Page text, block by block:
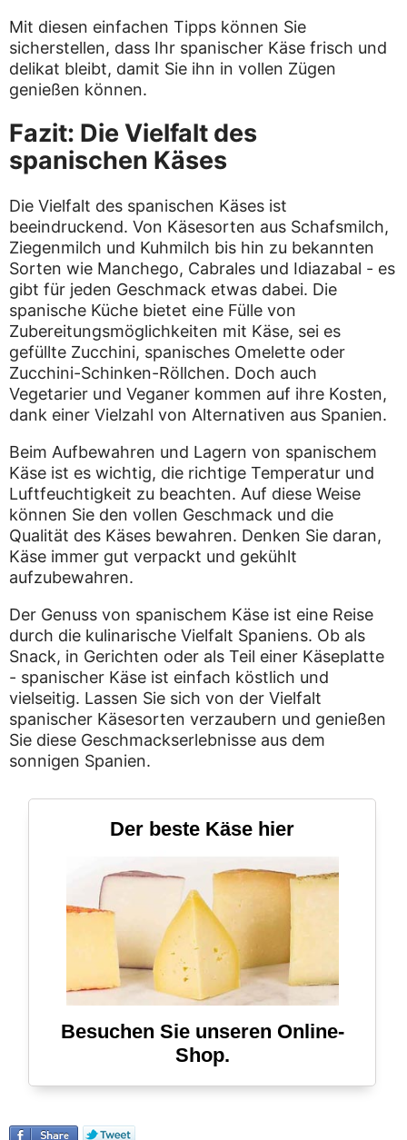
Mit diesen einfachen Tipps können Sie
sicherstellen, dass Ihr spanischer Käse frisch und
delikat bleibt, damit Sie ihn in vollen Zügen
genießen können.
Fazit: Die Vielfalt des
spanischen Käses
Die Vielfalt des spanischen Käses ist
beeindruckend. Von Käsesorten aus Schafsmilch,
Ziegenmilch und Kuhmilch bis hin zu bekannten
Sorten wie Manchego, Cabrales und Idiazabal - es
gibt für jeden Geschmack etwas dabei. Die
spanische Küche bietet eine Fülle von
Zubereitungsmöglichkeiten mit Käse, sei es
gefüllte Zucchini, spanisches Omelette oder
Zucchini-Schinken-Röllchen. Doch auch
Vegetarier und Veganer kommen auf ihre Kosten,
dank einer Vielzahl von Alternativen aus Spanien.
Beim Aufbewahren und Lagern von spanischem
Käse ist es wichtig, die richtige Temperatur und
Luftfeuchtigkeit zu beachten. Auf diese Weise
können Sie den vollen Geschmack und die
Qualität des Käses bewahren. Denken Sie daran,
Käse immer gut verpackt und gekühlt
aufzubewahren.
Der Genuss von spanischem Käse ist eine Reise
durch die kulinarische Vielfalt Spaniens. Ob als
Snack, in Gerichten oder als Teil einer Käseplatte
- spanischer Käse ist einfach köstlich und
vielseitig. Lassen Sie sich von der Vielfalt
spanischer Käsesorten verzaubern und genießen
Sie diese Geschmackserlebnisse aus dem
sonnigen Spanien.
Der beste Käse hier
Besuchen Sie unseren Online-
Shop.